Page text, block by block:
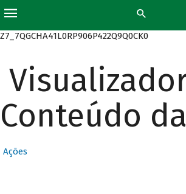
Z7_7QGCHA41L0RP906P422Q9Q0CK0
Conteúdo
Ações